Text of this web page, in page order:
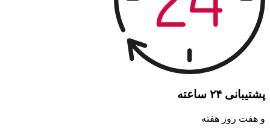
پشتیبانی ۲۴ ساعته
و هفت روز هفته